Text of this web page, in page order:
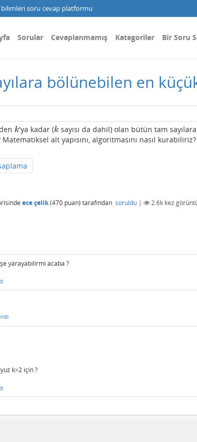
soru cevap platformu
Sorular Cevaplanmamış Kategoriler Bir Soru
bölünebilen en
k
k'ya kadar (k
ksayısı da dahil) olan bütün tam
alt yapısını, algoritmasını nasıl kurabiliriz?
ece çelik(470 puan) tarafından soruldu | 2.6k kez
yarayabilirmi acaba ?
k>2 için ?